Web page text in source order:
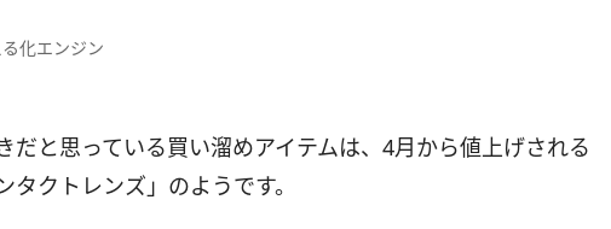
化エンジン
だと思っている買い溜めアイテムは、4月から値上げされる
タクトレンズ」のようです。